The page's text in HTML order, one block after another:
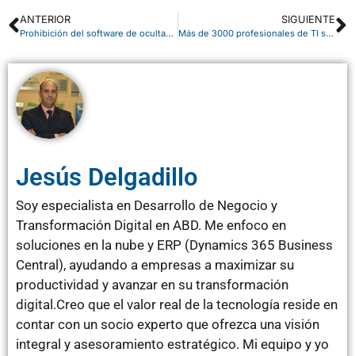
ANTERIOR
Prohibición del software de ocultación de ventas
SIGUIENTE
Más de 3000 profesionales de TI se reúnen en Microsoft Tech Summit Madrid
Jesús Delgadillo
Soy especialista en Desarrollo de Negocio y
Transformación Digital en ABD. Me enfoco en
soluciones en la nube y ERP (Dynamics 365 Business
Central), ayudando a empresas a maximizar su
productividad y avanzar en su transformación
digital.Creo que el valor real de la tecnología reside en
contar con un socio experto que ofrezca una visión
integral y asesoramiento estratégico. Mi equipo y yo